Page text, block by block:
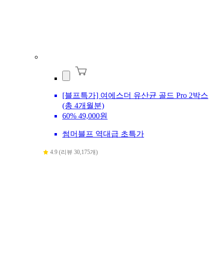
[블프특가] 여에스더 유산균 골드 Pro 2박스
(총 4개월분)
60% 49,000원
썸머블프 역대급 초특가
4.9 (리뷰 30,175개)